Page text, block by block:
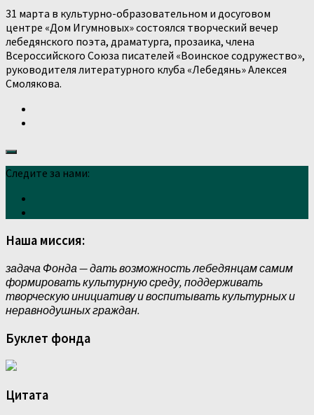
31 марта в культурно-образовательном и досуговом
центре «Дом Игумновых» состоялся творческий вечер
лебедянского поэта, драматурга, прозаика, члена
Всероссийского Союза писателей «Воинское содружество»,
руководителя литературного клуба «Лебедянь» Алексея
Смолякова.
Следите за нами:
Наша миссия:
задача Фонда — дать возможность лебедянцам самим
формировать культурную среду, поддерживать
творческую инициативу и воспитывать культурных и
неравнодушных граждан.
Буклет фонда
Цитата